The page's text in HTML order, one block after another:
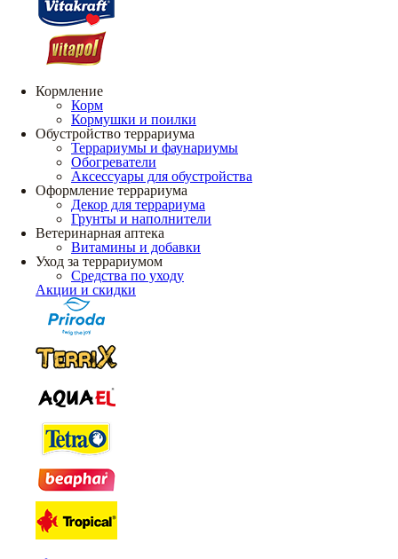
Кормление
Корм
Кормушки и поилки
Обустройство террариума
Террариумы и фаунариумы
Обогреватели
Аксессуары для обустройства
Оформление террариума
Декор для террариума
Грунты и наполнители
Ветеринарная аптека
Витамины и добавки
Уход за террариумом
Средства по уходу
Акции и скидки